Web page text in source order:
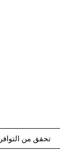
تحقق من التوافر